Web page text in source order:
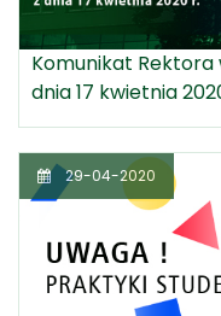
Komunikat Rektora
dnia 17 kwietnia
29-04-2020